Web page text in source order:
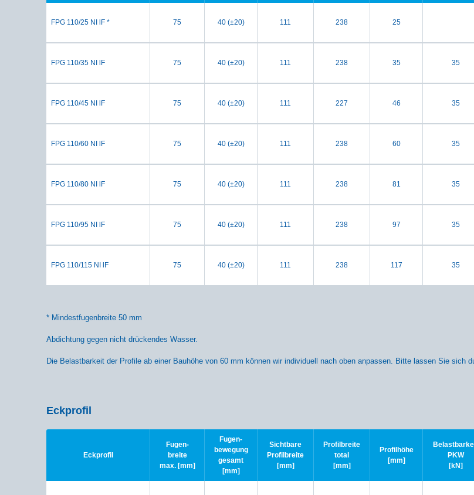
FPG 110/25 NI lF * 75 40 (±20) 111 238 25
FPG 110/35 NI lF 75 40 (±20) 111 238 35 35
FPG 110/45 NI lF 75 40 (±20) 111 227 46 35
FPG 110/60 NI lF 75 40 (±20) 111 238 60 35
FPG 110/80 NI lF 75 40 (±20) 111 238 81 35
FPG 110/95 NI lF 75 40 (±20) 111 238 97 35
FPG 110/115 NI lF 75 40 (±20) 111 238 117 35
* Mindestfugenbreite 50 mm
Abdichtung gegen nicht drückendes Wasser.
Die Belastbarkeit der Profile ab einer Bauhöhe von 60 mm können wir individuell nach oben anpassen. Bitte lassen Sie sich
Eckprofil
Eckprofil
Fugen-
breite
max. [mm]
Fugen-
bewegung
gesamt
[mm]
Sichtbare
Profilbreite
[mm]
Profilbreite
total
[mm]
Profilhöhe
[mm]
PKW
[kN]